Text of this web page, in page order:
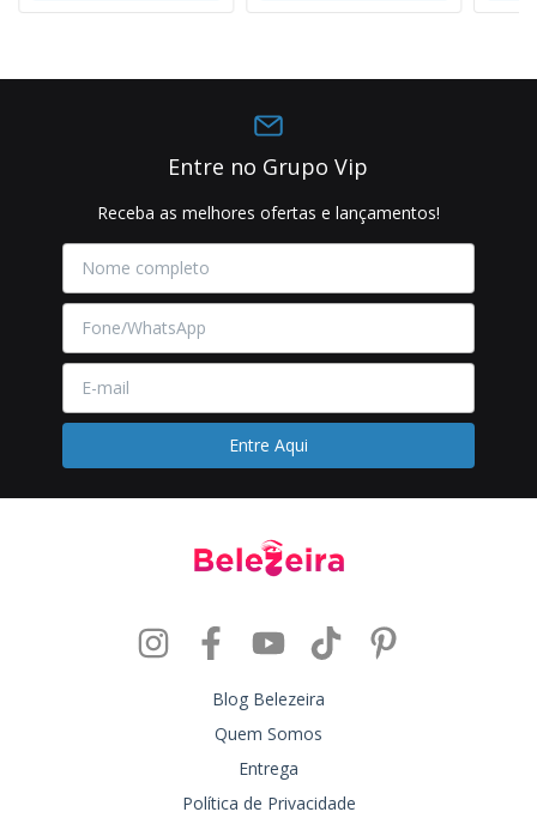
Entre no Grupo Vip
Receba as melhores ofertas e lançamentos!
Blog Belezeira
Quem Somos
Entrega
Política de Privacidade